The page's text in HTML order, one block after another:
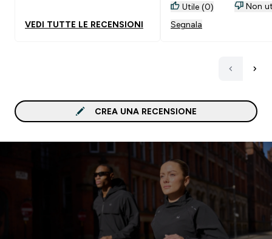
VEDI TUTTE LE RECENSIONI
Utile (0)
Non
Segnala
CREA UNA RECENSIONE